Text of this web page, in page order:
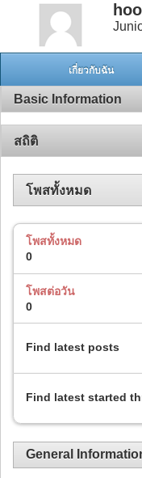
เกี่ยวกับฉัน
Basic Information
สถิติ
โพสทั้งหมด
โพสทั้งหมด
0
โพสต่อวัน
0
Find latest posts
Find latest started
General